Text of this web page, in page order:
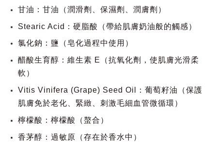
甘油：甘油（潤滑劑、保濕劑、潤膚劑）
Stearic Acid：硬脂酸（帶給肌膚奶油般的觸感）
氯化鈉：鹽（皂化過程中使用）
醋酸生育醇：維生素 E（抗氧化劑，使肌膚光滑柔
軟）
Vitis Vinifera (Grape) Seed Oil：葡萄籽油（保護
肌膚免於老化、緊緻、刺激毛細血管微循環）
檸檬酸：檸檬酸（螯合）
香茅醇：過敏原（存在於香水中）